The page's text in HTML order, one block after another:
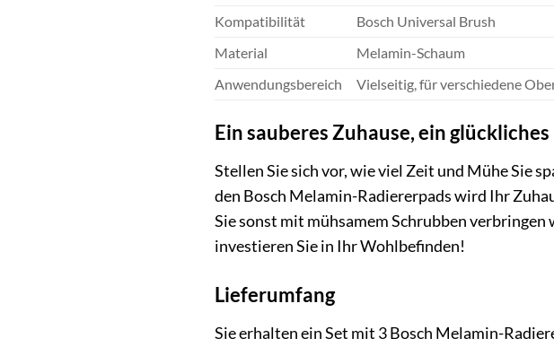
Kompatibilität
Bosch Universal Brush
Material
Melamin-Schaum
Anwendungsbereich
Vielseitig, für verschiedene
Ein sauberes Zuhause, ein glückliches
Stellen Sie sich vor, wie viel Zeit und Mühe Sie
den Bosch Melamin-Radiererpads wird Ihr
Sie sonst mit mühsamem Schrubben
investieren Sie in Ihr Wohlbefinden!
Lieferumfang
Sie erhalten ein Set mit 3 Bosch Melamin-